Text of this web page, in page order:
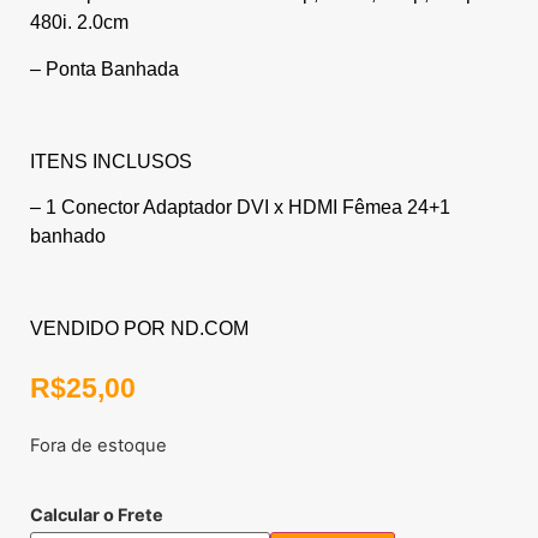
480i. 2.0cm
– Ponta Banhada
ITENS INCLUSOS
– 1 Conector Adaptador DVI x HDMI Fêmea 24+1
banhado
VENDIDO POR ND.COM
R$25,00
Fora de estoque
Calcular o Frete